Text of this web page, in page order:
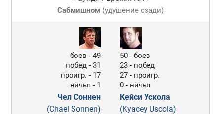
Сабмишном(удушение сзади)
боев - 49
побед - 31
проигр. - 17
ничья - 1
Чел Соннен
(Chael Sonnen)
50 - боев
23 - побед
27 - проигр.
0 - ничья
Кейси Ускола
(Kyacey Uscola)